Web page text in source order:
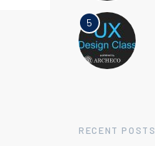
5
RECENT POSTS